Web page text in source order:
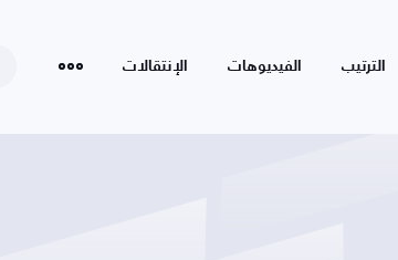
الترتيب الفيديوهات الإنتقالات